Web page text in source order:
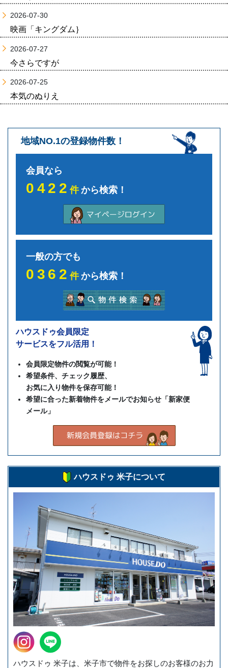
2026-07-30
映画「キングダム｝
2026-07-27
今さらですが
2026-07-25
本気のぬりえ
地域NO.1の登録物件数！
会員なら
0422件から検索！
一般の方でも
0362件から検索！
ハウスドゥ会員限定
サービスをフル活用！
会員限定物件の閲覧が可能！
希望条件、チェック履歴、
お気に入り物件を保存可能！
希望に合った新着物件をメールでお知らせ「新家便
メール」
ハウスドゥ 米子について
ハウスドゥ 米子は、米子市で物件をお探しのお客様のお力